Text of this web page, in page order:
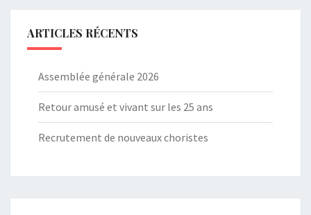
ARTICLES RÉCENTS
Assemblée générale 2026
Retour amusé et vivant sur les 25 ans
Recrutement de nouveaux choristes